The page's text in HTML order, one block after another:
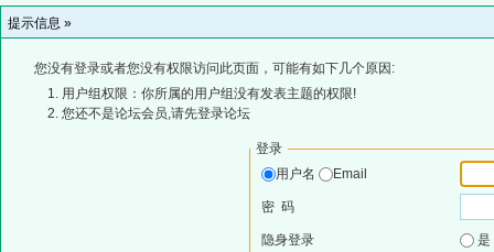
提示信息 »
您没有登录或者您没有权限访问此页面，可能有如下几个原因:
用户组权限：你所属的用户组没有发表主题的权限!
您还不是论坛会员,请先登录论坛
登录
用户名
Email
密 码
隐身登录